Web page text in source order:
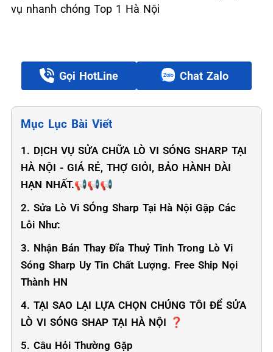
vụ nhanh chóng Top 1 Hà Nội
Gọi HotLine Chat Zalo
Mục Lục Bài Viết
1. DỊCH VỤ SỬA CHỮA LÒ VI SÓNG SHARP TẠI
HÀ NỘI - GIÁ RẺ, THỢ GIỎI, BẢO HÀNH DÀI
HẠN NHẤT.📢📢📢
2. Sửa Lò Vi SÓng Sharp Tại Hà Nội Gặp Các
Lỗi Như:
3. Nhận Bán Thay Đĩa Thuỷ Tinh Trong Lò Vi
Sóng Sharp Uy Tin Chất Lượng. Free Ship Nọi
Thành HN
4. TẠI SAO LẠI LỰA CHỌN CHÚNG TÔI ĐỂ SỬA
LÒ VI SÓNG SHAP TẠI HÀ NỘI ❓
5. Câu Hỏi Thường Gặp